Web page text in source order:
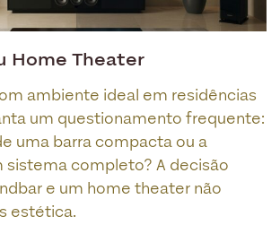
Home Theater
ambiente ideal em residências
um questionamento frequente:
uma barra compacta ou a
sistema completo? A decisão
e um home theater não
estética.